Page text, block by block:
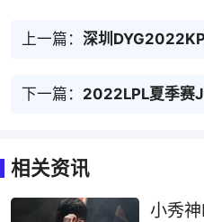
上一篇： 深圳DYG2022KPL夏季赛比
下一篇： 2022LPL夏季赛
相关资讯
小秀